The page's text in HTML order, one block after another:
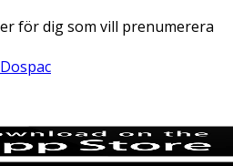
för dig som vill prenumerera